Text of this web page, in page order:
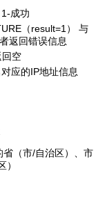
成功
（result=1） 与
返回错误信息
回空
应的IP地址信息
（市/自治区）、市
）